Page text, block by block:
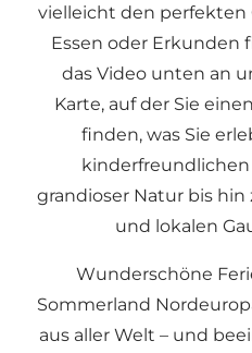
vielleicht den
Essen oder Erkunden
das Video unten an
Karte, auf der Sie
finden, was Sie
grandioser Natur bis
und lokalen
Wunderschöne
Sommerland
aus aller Welt – und